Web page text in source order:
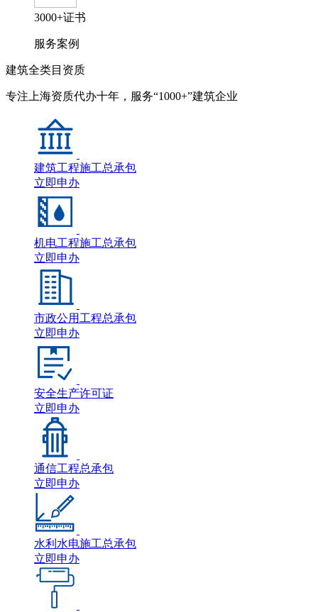
3000+证书
服务案例
建筑全类目资质
专注上海资质代办十年，服务“1000+”建筑企业
建筑工程施工总承包
立即申办
机电工程施工总承包
立即申办
市政公用工程总承包
立即申办
安全生产许可证
立即申办
通信工程总承包
立即申办
水利水电施工总承包
立即申办